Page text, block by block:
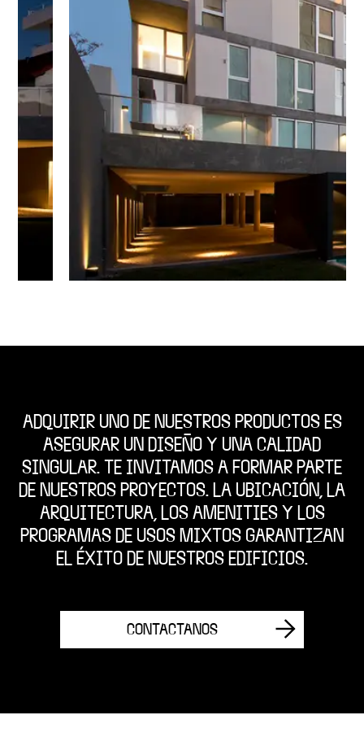
ADQUIRIR UNO DE NUESTROS PRODUCTOS ES
ASEGURAR UN DISEÑO Y UNA CALIDAD
SINGULAR. TE INVITAMOS A FORMAR PARTE
DE NUESTROS PROYECTOS. LA UBICACIÓN, LA
ARQUITECTURA, LOS AMENITIES Y LOS
PROGRAMAS DE USOS MIXTOS GARANTIZAN
EL ÉXITO DE NUESTROS EDIFICIOS.
CONTACTANOS